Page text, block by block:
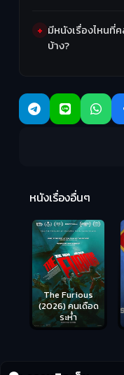
มีหนังเรื่องไหนที่
บ้าง?
หนังเรื่องอื่นๆ
Supergirl
(2026) ซูเปอร์
เกิร์ล